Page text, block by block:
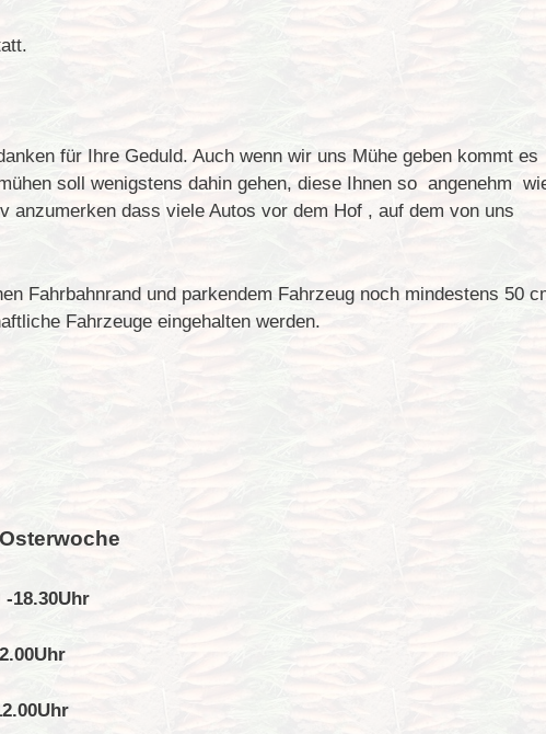
für Ihre Geduld. Auch wenn wir uns Mühe geben kommt es
soll wenigstens dahin gehen, diese Ihnen so angenehm
anzumerken dass viele Autos vor dem Hof , auf dem von uns
Fahrbahnrand und parkendem Fahrzeug noch mindestens 50
Fahrzeuge eingehalten werden.
-18.30Uhr